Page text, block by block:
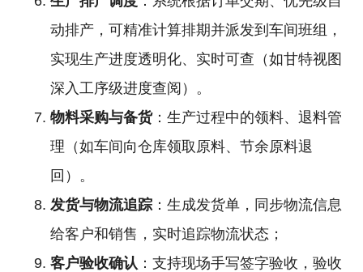
动排产，可精准计算排期并派发到车间班组，
实现生产进度透明化、实时可查（如甘特视图
深入工序级进度查阅）。
物料采购与备货：生产过程中的领料、退料管
理（如车间向仓库领取原料、节余原料退
回）。
发货与物流追踪 ：生成发货单，同步物流信息
给客户和销售，实时追踪物流状态；
客户验收确认 ：支持现场手写签字验收，验收